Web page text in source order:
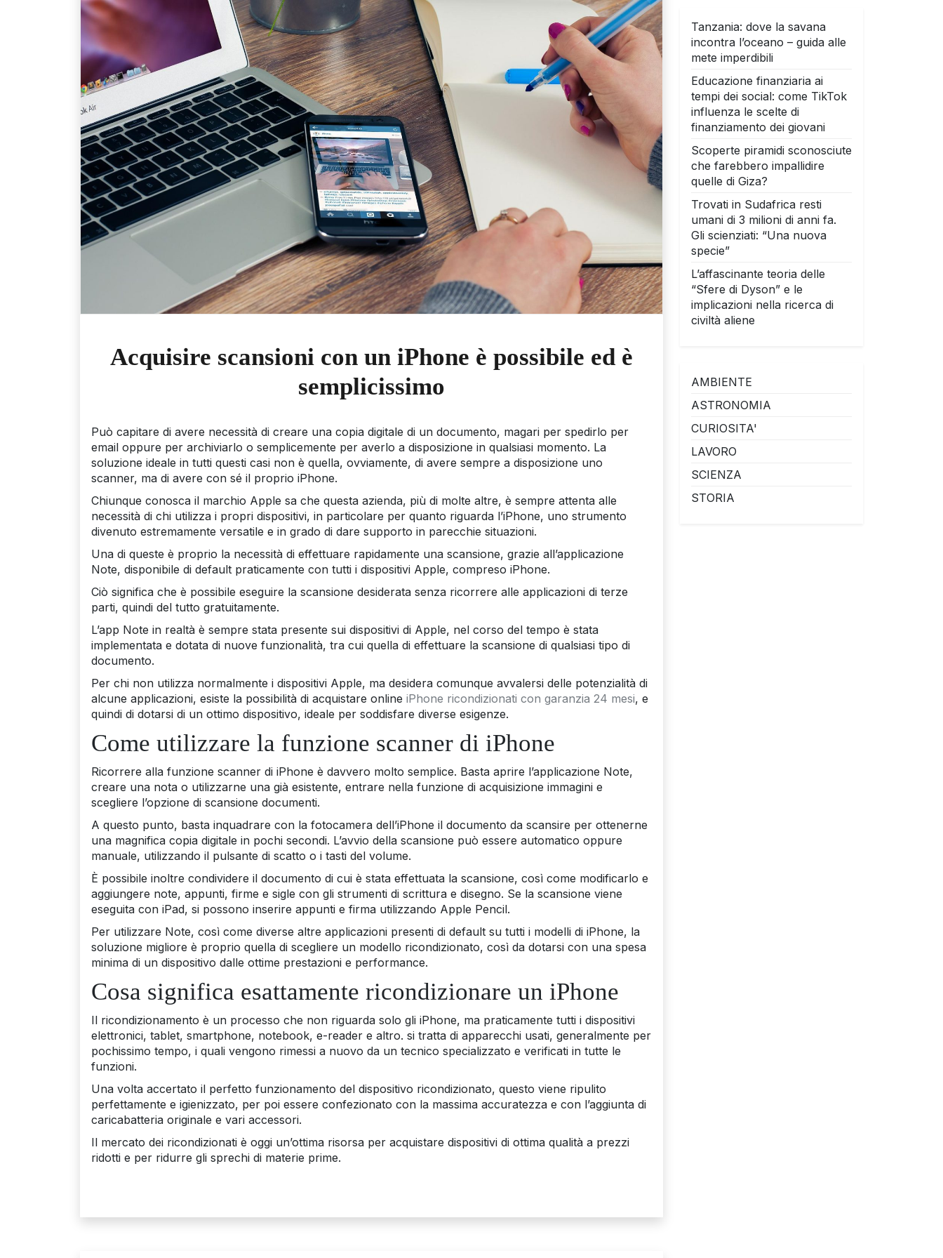
Acquisire scansioni con un iPhone è possibile ed è
semplicissimo
Può capitare di avere necessità di creare una copia digitale di un documento, magari per spedirlo per
email oppure per archiviarlo o semplicemente per averlo a disposizione in qualsiasi momento. La
soluzione ideale in tutti questi casi non è quella, ovviamente, di avere sempre a disposizione uno
scanner, ma di avere con sé il proprio iPhone.
Chiunque conosca il marchio Apple sa che questa azienda, più di molte altre, è sempre attenta alle
necessità di chi utilizza i propri dispositivi, in particolare per quanto riguarda l’iPhone, uno strumento
divenuto estremamente versatile e in grado di dare supporto in parecchie situazioni.
Una di queste è proprio la necessità di effettuare rapidamente una scansione, grazie all’applicazione
Note, disponibile di default praticamente con tutti i dispositivi Apple, compreso iPhone.
Ciò significa che è possibile eseguire la scansione desiderata senza ricorrere alle applicazioni di terze
parti, quindi del tutto gratuitamente.
L’app Note in realtà è sempre stata presente sui dispositivi di Apple, nel corso del tempo è stata
implementata e dotata di nuove funzionalità, tra cui quella di effettuare la scansione di qualsiasi tipo di
documento.
Per chi non utilizza normalmente i dispositivi Apple, ma desidera comunque avvalersi delle potenzialità di
alcune applicazioni, esiste la possibilità di acquistare online iPhone ricondizionati con garanzia 24 mesi, e
quindi di dotarsi di un ottimo dispositivo, ideale per soddisfare diverse esigenze.
Come utilizzare la funzione scanner di iPhone
Ricorrere alla funzione scanner di iPhone è davvero molto semplice. Basta aprire l’applicazione Note,
creare una nota o utilizzarne una già esistente, entrare nella funzione di acquisizione immagini e
scegliere l’opzione di scansione documenti.
A questo punto, basta inquadrare con la fotocamera dell’iPhone il documento da scansire per ottenerne
una magnifica copia digitale in pochi secondi. L’avvio della scansione può essere automatico oppure
manuale, utilizzando il pulsante di scatto o i tasti del volume.
È possibile inoltre condividere il documento di cui è stata effettuata la scansione, così come modificarlo e
aggiungere note, appunti, firme e sigle con gli strumenti di scrittura e disegno. Se la scansione viene
eseguita con iPad, si possono inserire appunti e firma utilizzando Apple Pencil.
Per utilizzare Note, così come diverse altre applicazioni presenti di default su tutti i modelli di iPhone, la
soluzione migliore è proprio quella di scegliere un modello ricondizionato, così da dotarsi con una spesa
minima di un dispositivo dalle ottime prestazioni e performance.
Cosa significa esattamente ricondizionare un iPhone
Il ricondizionamento è un processo che non riguarda solo gli iPhone, ma praticamente tutti i dispositivi
elettronici, tablet, smartphone, notebook, e-reader e altro. si tratta di apparecchi usati, generalmente per
pochissimo tempo, i quali vengono rimessi a nuovo da un tecnico specializzato e verificati in tutte le
funzioni.
Una volta accertato il perfetto funzionamento del dispositivo ricondizionato, questo viene ripulito
perfettamente e igienizzato, per poi essere confezionato con la massima accuratezza e con l’aggiunta di
caricabatteria originale e vari accessori.
Il mercato dei ricondizionati è oggi un’ottima risorsa per acquistare dispositivi di ottima qualità a prezzi
ridotti e per ridurre gli sprechi di materie prime.
Tanzania: dove la savana
incontra l’oceano – guida alle
mete imperdibili
Educazione finanziaria ai
tempi dei social: come TikTok
influenza le scelte di
finanziamento dei giovani
Scoperte piramidi sconosciute
che farebbero impallidire
quelle di Giza?
Trovati in Sudafrica resti
umani di 3 milioni di anni fa.
Gli scienziati: “Una nuova
specie”
L’affascinante teoria delle
“Sfere di Dyson” e le
implicazioni nella ricerca di
civiltà aliene
AMBIENTE
ASTRONOMIA
CURIOSITA'
LAVORO
SCIENZA
STORIA